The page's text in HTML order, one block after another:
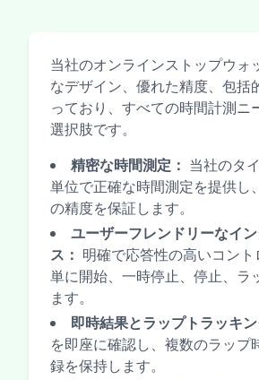
当社のオンラインストップウォ
なデザイン、優れた精度、包括
っており、すべての時間計測ニ
選択肢です。
精密な時間測定： 当社のタ
単位で正確な時間測定を提供し
の精度を保証します。
ユーザーフレンドリーなイ
ス： 明確で応答性の高いコン
単に開始、一時停止、停止、ラ
ます。
即時結果とラップトラッキン
を即座に確認し、複数のラップ
録を保持します。